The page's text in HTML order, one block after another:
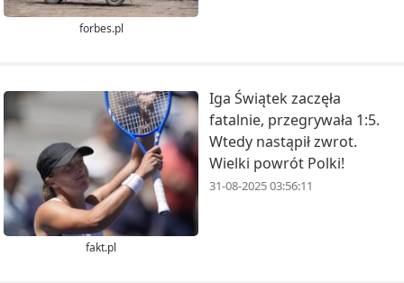
forbes.pl
fakt.pl
Iga Świątek zaczęła
fatalnie, przegrywała 1:5.
Wtedy nastąpił zwrot.
Wielki powrót Polki!
31-08-2025 03:56:11